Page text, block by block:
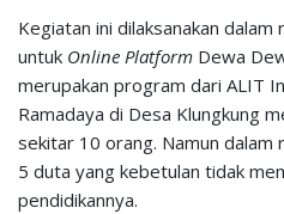
Kegiatan ini dilaksanakan dalam
untuk Online Platform Dewa
merupakan program dari ALIT
Ramadaya di Desa Klungkung
sekitar 10 orang. Namun dalam
5 duta yang kebetulan tidak
pendidikannya.